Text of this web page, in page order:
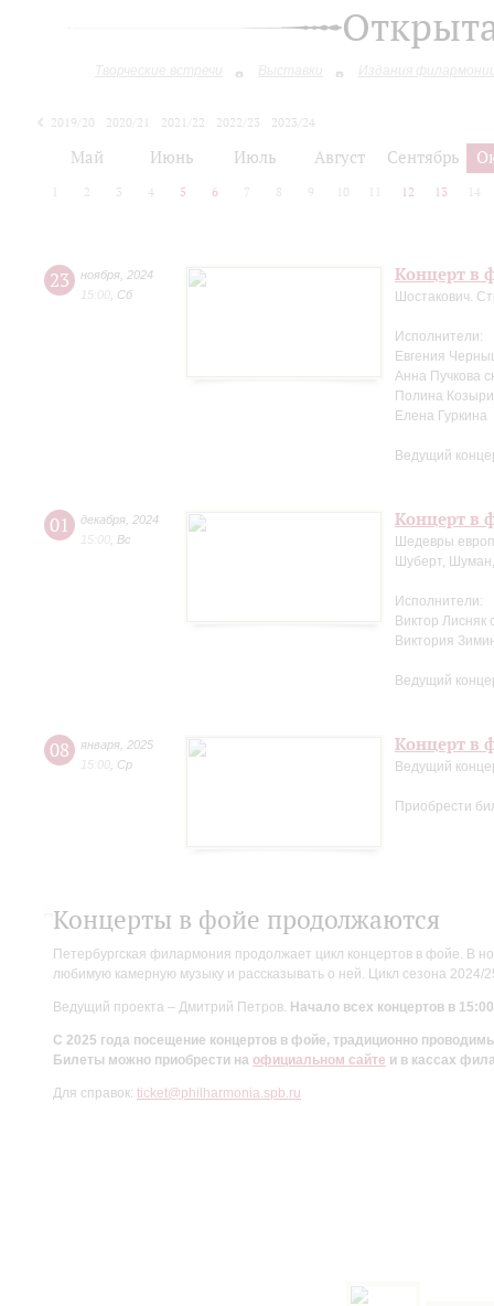
Творческие встречи Выставки Издания
2019/20 2020/21 2021/22 2022/23
2023/24
Май Июнь Июль Август Сентябрь
2 3 4 5 6 7 8 9 10 12 13 14
23 ноября 2024
15:00 Сб
Концерт в
Шостакович.
Исполнители:
Евгения
Анна Пучкова
Полина
Елена Гуркина
Ведущий
01 декабря 2024
15:00 Вс
Концерт в
Шедевры
Шуберт,
Исполнители:
Виктор Лисняк
Виктория
Ведущий
08 января 2025
15:00 Ср
Концерт в
Ведущий
Приобрести
Концерты в фойе продолжаются
Петербургская филармония продолжает цикл концертов в фойе. В
любимую камерную музыку и рассказывать о ней. Цикл сезона
Ведущий проекта – Дмитрий Петров. Начало всех концертов в
С 2025 года посещение концертов в фойе, традиционно
Билеты можно приобрести на официальном сайте и в кассах
Для справок: ticket@philharmonia.spb.ru